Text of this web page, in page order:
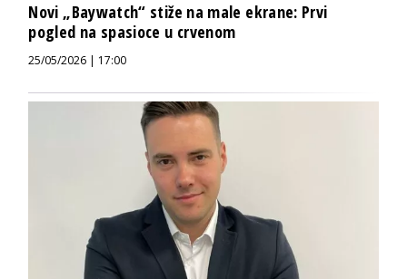
Novi „Baywatch“ stiže na male ekrane: Prvi
pogled na spasioce u crvenom
25/05/2026 | 17:00